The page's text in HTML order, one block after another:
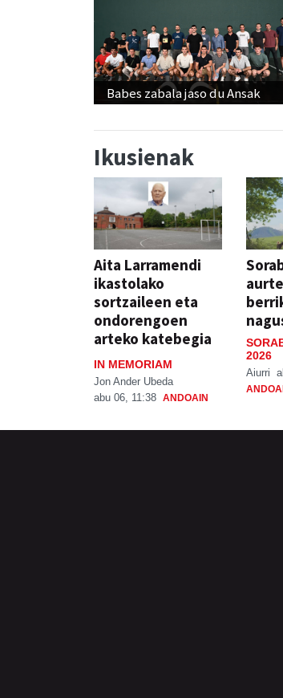
Babes zabala jaso du Ansak
Ikusienak
Aita Larramendi
ikastolako
sortzaileen eta
ondorengoen
arteko katebegia
IN MEMORIAM
Jon Ander Ubeda
abu 06, 11:38 ANDOAIN
2026
Aiurri